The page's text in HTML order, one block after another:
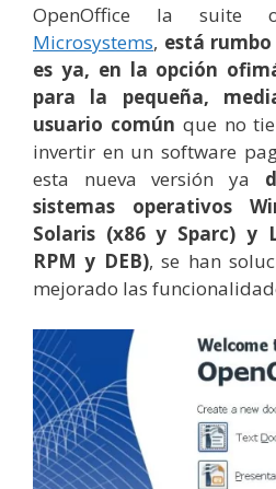
OpenOffice la suite
Microsystems, está
es ya, en la opción
para la pequeña,
usuario común que no
invertir en un software
esta nueva versión ya
sistemas operativos
Solaris (x86 y Sparc) y
RPM y DEB), se han
mejorado las